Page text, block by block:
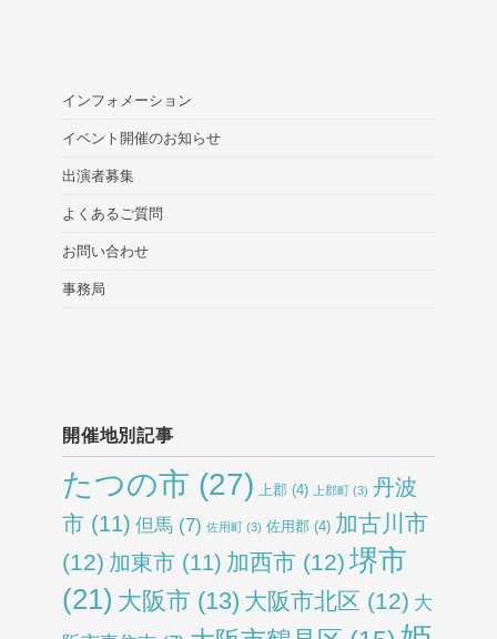
インフォメーション
イベント開催のお知らせ
出演者募集
よくあるご質問
お問い合わせ
事務局
開催地別記事
たつの市 (27) 上郡 (4) 上郡町 (3) 丹波
市 (11) 但馬 (7) 佐用町 (3) 佐用郡 (4) 加古川市
(12) 加東市 (11) 加西市 (12) 堺市
(21) 大阪市 (13) 大阪市北区 (12) 大